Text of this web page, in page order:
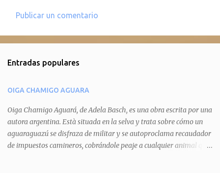
e
t
a
r
i
o
Publicar un comentario
Entradas populares
OIGA CHAMIGO AGUARA
Oiga Chamigo Aguará, de Adela Basch, es una obra escrita por una
autora argentina. Està situada en la selva y trata sobre cómo un
aguaraguazú se disfraza de militar y se autoproclama recaudador
de impuestos camineros, cobrándole peaje a cualquier animal que